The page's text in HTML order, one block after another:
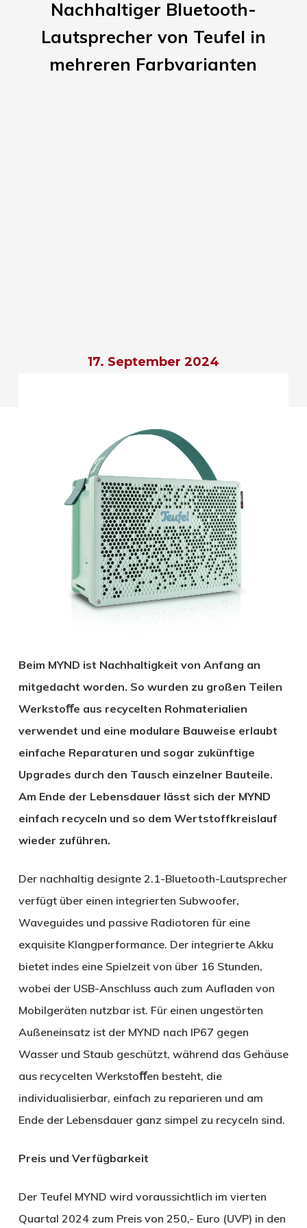
Nachhaltiger Bluetooth-
Lautsprecher von Teufel in
mehreren Farbvarianten
17. September 2024
Beim MYND ist Nachhaltigkeit von Anfang an
mitgedacht worden. So wurden zu großen Teilen
Werkstoﬀe aus recycelten Rohmaterialien
verwendet und eine modulare Bauweise erlaubt
einfache Reparaturen und sogar zukünftige
Upgrades durch den Tausch einzelner Bauteile.
Am Ende der Lebensdauer lässt sich der MYND
einfach recyceln und so dem Wertstoffkreislauf
wieder zuführen.
Der nachhaltig designte 2.1-Bluetooth-Lautsprecher
verfügt über einen integrierten Subwoofer,
Waveguides und passive Radiotoren für eine
exquisite Klangperformance. Der integrierte Akku
bietet indes eine Spielzeit von über 16 Stunden,
wobei der USB-Anschluss auch zum Aufladen von
Mobilgeräten nutzbar ist. Für einen ungestörten
Außeneinsatz ist der MYND nach IP67 gegen
Wasser und Staub geschützt, während das Gehäuse
aus recycelten Werkstoﬀen besteht, die
individualisierbar, einfach zu reparieren und am
Ende der Lebensdauer ganz simpel zu recyceln sind.
Preis und Verfügbarkeit
Der Teufel MYND wird voraussichtlich im vierten
Quartal 2024 zum Preis von 250,- Euro (UVP) in den